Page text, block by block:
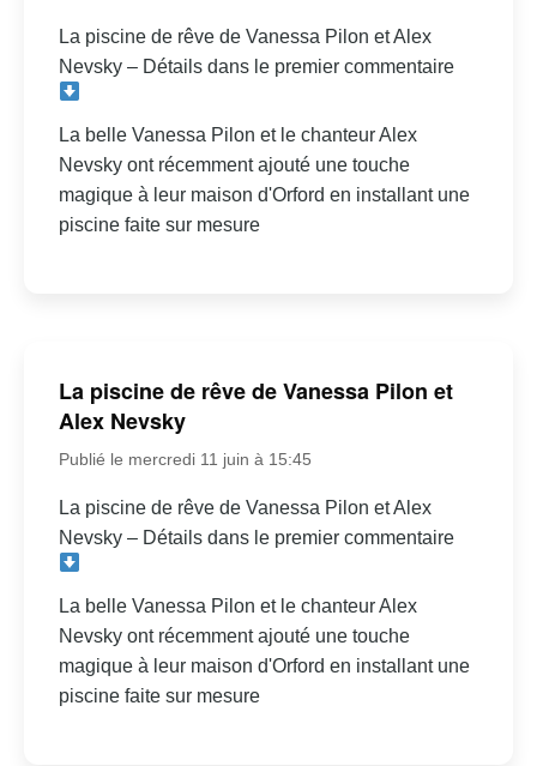
La piscine de rêve de Vanessa Pilon et Alex
Nevsky – Détails dans le premier commentaire
La belle Vanessa Pilon et le chanteur Alex
Nevsky ont récemment ajouté une touche
magique à leur maison d'Orford en installant une
piscine faite sur mesure
La piscine de rêve de Vanessa Pilon et
Alex Nevsky
Publié le mercredi 11 juin à 15:45
La piscine de rêve de Vanessa Pilon et Alex
Nevsky – Détails dans le premier commentaire
La belle Vanessa Pilon et le chanteur Alex
Nevsky ont récemment ajouté une touche
magique à leur maison d'Orford en installant une
piscine faite sur mesure